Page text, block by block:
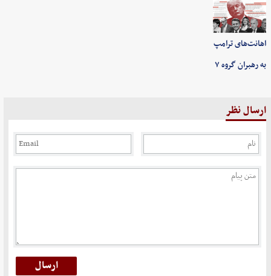
اهانت‌های ترامپ
به رهبران گروه ۷
ارسال نظر